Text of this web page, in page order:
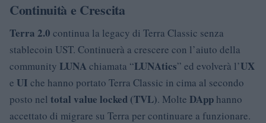
Continuità e Crescita
Terra 2.0 continua la legacy di Terra Classic senza
stablecoin UST. Continuerà a crescere con l’aiuto della
community LUNA chiamata “LUNAtics” ed evolverà l’UX
e UI che hanno portato Terra Classic in cima al secondo
posto nel total value locked (TVL). Molte DApp hanno
accettato di migrare su Terra per continuare a funzionare.